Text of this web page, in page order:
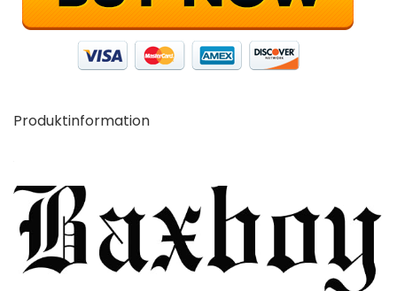
Produktinformation